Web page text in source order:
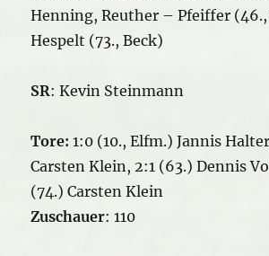
Henning, Reuther – Pfeiffer
Hespelt (73., Beck)
SR: Kevin Steinmann
Tore: 1:0 (10., Elfm.) Jannis
Carsten Klein, 2:1 (63.) Dennis
(74.) Carsten Klein
Zuschauer: 110